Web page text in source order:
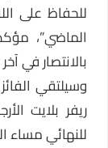
للحفاظ على
الماضي”،
بالانتصار في آخر
وسيلتقي الفائز
ريفر بلايت
للنهائي مساء